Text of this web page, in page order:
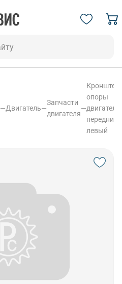
—Двигатель—
Запчасти
двигателя
—
опоры
двигателя
передний
левый